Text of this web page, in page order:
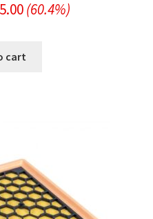
price
(60.4%)
cart